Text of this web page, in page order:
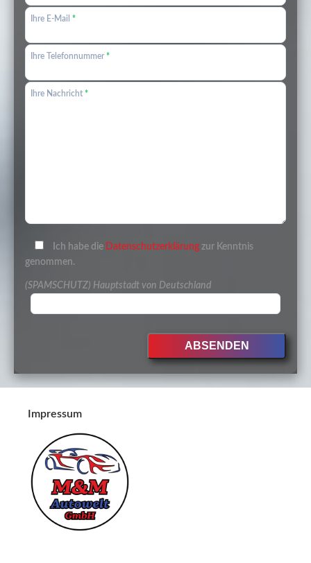
Ihre E-Mail *
Ihre Telefonnummer*
Ihre Nachricht *
Ich habe die Datenschutzerklärung zur Kenntnis
genommen.
(SPAMSCHUTZ) Hauptstadt von Deutschland
Impressum